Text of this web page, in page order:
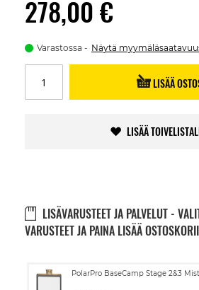
278,00 €
Varastossa Näytä
LISÄÄ
LISÄÄ
LISÄVARUSTEET JA PALVELUT -
VARUSTEET JA PAINA LISÄÄ
PolarPro BaseCamp Stage 2&3
Lisää